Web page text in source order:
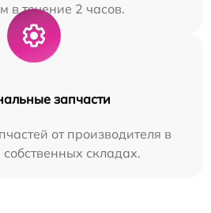
в течение 2 часов.
запчасти
от производителя в
складах.